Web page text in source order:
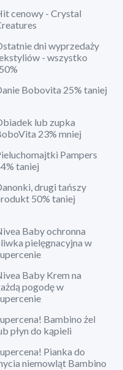
cenowy - Crystal
dni wyprzedaży
- wszystko
Bobovita 25% taniej
lub zupka
23% mniej
Pampers
taniej
drugi tańszy
50% taniej
Baby ochronna
pielęgnacyjna w
Baby Krem na
pogodę w
Bambino żel
płyn do kąpieli
Pianka do
niemowląt Bambino